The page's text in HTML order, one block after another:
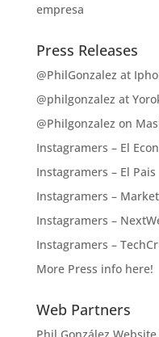
empresa
Press Releases
@PhilGonzalez at
@philgonzalez at
@Philgonzalez on
Instagramers – El
Instagramers – El Pais
Instagramers –
Instagramers –
Instagramers –
More Press info here!
Web Partners
Phil González Website